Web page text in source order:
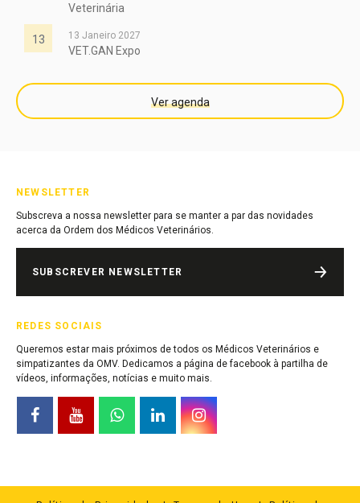
Veterinária
13 13 Janeiro 2027
VET.GAN Expo
Ver agenda
NEWSLETTER
Subscreva a nossa newsletter para se manter a par das novidades
acerca da Ordem dos Médicos Veterinários.
SUBSCREVER NEWSLETTER
REDES SOCIAIS
Queremos estar mais próximos de todos os Médicos Veterinários e
simpatizantes da OMV. Dedicamos a página de facebook à partilha de
vídeos, informações, notícias e muito mais.